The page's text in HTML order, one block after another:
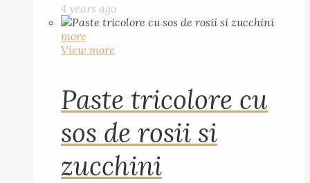
4 years ago
more
View more
Paste tricolore cu
sos de rosii si
zucchini